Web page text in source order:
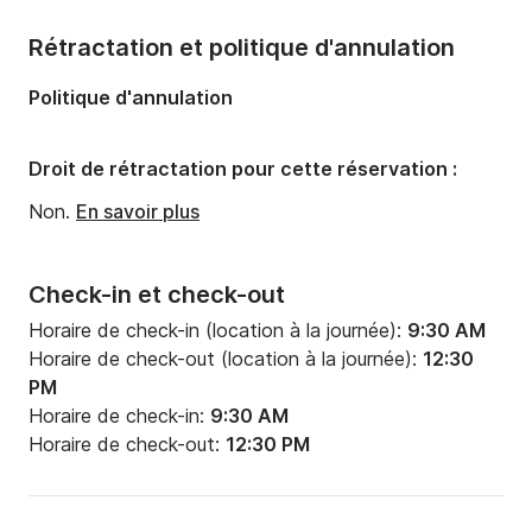
fascinantes formations géologiques et sa surface
qui a été tourné ici, c'est un excellent endroit pour
prendre des photos mémorables.
Durée de l'arrêt : 20 minutes
Moins fréquenté que le Lagon Bleu mais tout aussi
magnifique, le Lagon de Cristal est uniquement
accessible par bateau. Il abrite des grottes
incroyables, des sites de plongée de falaise
pour la plongée avec tuba et la baignade.
Check-in et check-out
Horaire de check-in (location à la journée): 9:30 AM
Horaire de check-out (location à la journée): 12:30
PM
Horaire de check-in: 9:30 AM
Horaire de check-out: 12:30 PM
Rétractation et politique d'annulation
Politique d'annulation
Droit de rétractation pour cette réservation :
Non. En savoir plus